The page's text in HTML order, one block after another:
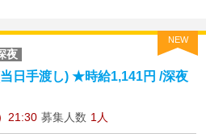
NEW
夜
日手渡し) ★時給1,141円 /深夜
21:30 募集人数 1人